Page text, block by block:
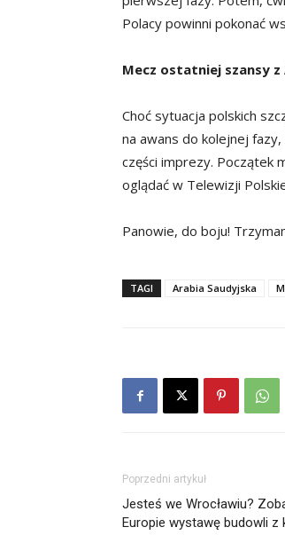
Polacy powinni pokonać
Mecz ostatniej szansy z
Choć sytuacja polskich
na awans do kolejnej
części imprezy. Początek
oglądać w Telewizji
Panowie, do boju!
TAGI Arabia Saudyjska
Poprzedni artykuł
Jesteś we Wrocławiu?
Europie wystawę budowli z